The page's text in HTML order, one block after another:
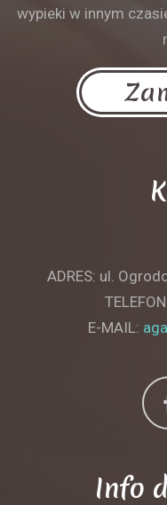
wypieki w innym
ADRES: ul.
E-MAIL:
Info